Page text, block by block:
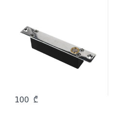
100 ₾